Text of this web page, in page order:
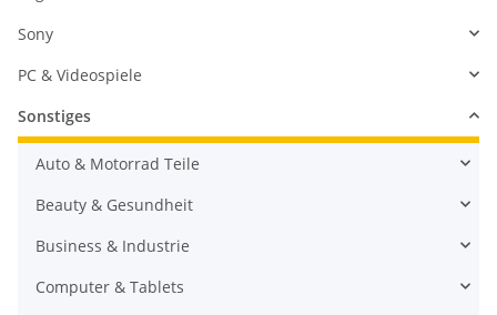
Sony
PC & Videospiele
Sonstiges
Auto & Motorrad Teile
Beauty & Gesundheit
Business & Industrie
Computer & Tablets